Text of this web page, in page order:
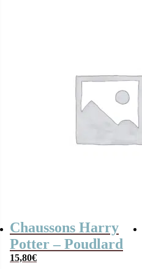
Chaussons Harry
Potter – Poudlard
15,80€